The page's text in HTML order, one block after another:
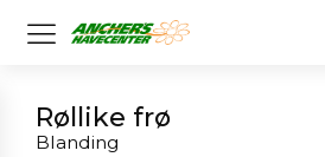
Røllike frø
Blanding